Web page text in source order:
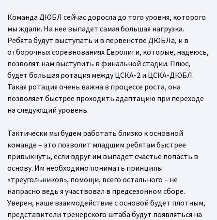
Команда ДЮБЛ сейчас доросла до того уровня, которого
мы ждали. На нее выпадет самая большая нагрузка.
Ребята будут выступать и в первенстве ДЮБЛа, и в
отборочных соревнованиях Евролиги, которые, надеюсь,
позволят нам выступить в финальной стадии. Плюс,
будет большая ротация между ЦСКА-2 и ЦСКА-ДЮБЛ.
Такая ротация очень важна в процессе роста, она
позволяет быстрее проходить адаптацию при переходе
на следующий уровень.
Тактически мы будем работать близко к основной
команде – это позволит младшим ребятам быстрее
привыкнуть, если вдруг им выпадет счастье попасть в
основу. Им необходимо понимать принципы
«треугольников», помощи, всего остального – не
напрасно ведь я участвовал в предсезонном сборе.
Уверен, наше взаимодействие с основой будет плотным,
представители тренерского штаба будут появляться на